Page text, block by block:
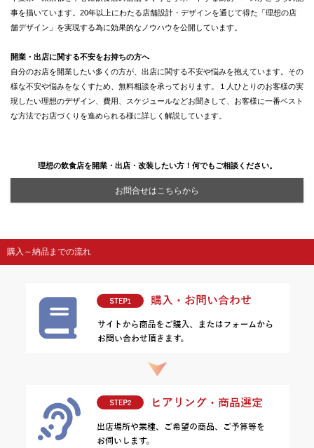
事を描いています。20年以上にわたる店舗設計・デザインを通じて得た「理想の店
舗デザイン」を実現する為に効果的なノウハウを公開しています。
開業・出店に関する不安をお持ちの方へ
自分のお店を開業したい多くの方が、出店に関する不安や悩みを抱えています。その
様な不安や悩みをなくすため、無料相談を承っております。１人ひとりのお客様の実
現したい理想のデザイン、費用、スケジュールなどお聞きして、お客様に一番ベスト
な方法でお店づくりを進められる様に詳しく解説しています。
理想の飲食店を開業・出店・改装したい方！何でもご相談ください。
お問合せはこちらから
購入～納品までの流れ